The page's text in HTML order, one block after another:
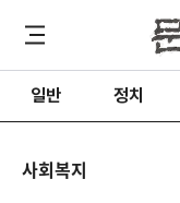
일반 정치
사회복지